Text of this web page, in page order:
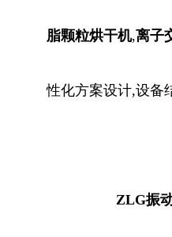
脂颗粒烘干机,离子
性化方案设计,设备
ZLG振